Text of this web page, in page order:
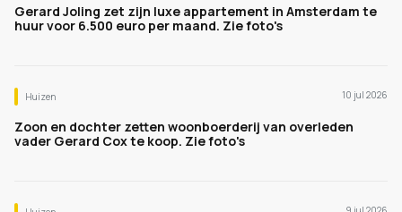
Gerard Joling zet zijn luxe appartement in Amsterdam te
huur voor 6.500 euro per maand. Zie foto's
Huizen 10 jul 2026
Zoon en dochter zetten woonboerderij van overleden
vader Gerard Cox te koop. Zie foto's